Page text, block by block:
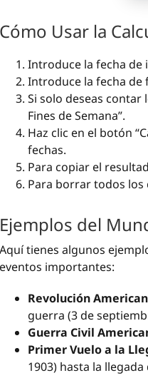
Cómo Usar la
Introduce la fecha de
Introduce la fecha de
Si solo deseas contar
Fines de Semana”.
Haz clic en el botón
fechas.
Para copiar el
Para borrar todos los
Ejemplos del
Aquí tienes algunos
eventos importantes:
Revolución
guerra (3 de
Guerra Civil
Primer Vuelo a la
1903) hasta la